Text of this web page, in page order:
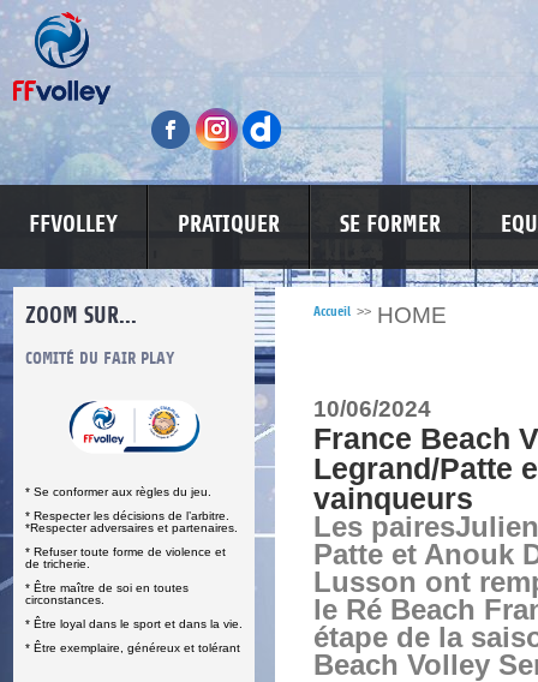
FFVOLLEY PRATIQUER SE FORMER
ZOOM SUR...
COMITÉ DU FAIR PLAY
* Se conformer aux règles du jeu.
* Respecter les décisions de l’arbitre.
*Respecter adversaires et partenaires.
* Refuser toute forme de violence et
de tricherie.
* Être maître de soi en toutes
circonstances.
* Être loyal dans le sport et dans la vie.
* Être exemplaire, généreux et tolérant
LUTTE CONTRE LES VIOLENCES
Accueil >> HOME
10/06/2024
France Beach
Legrand/Patte
vainqueurs
Les
Patte et Anouk
Lusson ont
le Ré Beach
étape de la
Beach Volley